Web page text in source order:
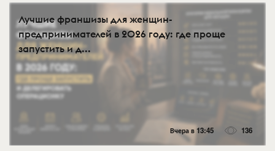
Лучшие франшизы для женщин-
предпринимателей в 2026 году: где проще
запустить и д...
Вчера в 13:45 136